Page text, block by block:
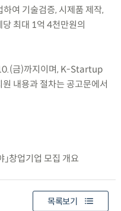
여 기술검증, 시제품 제작,
최대 1억 4천만원의
금)까지이며, K-Startup
내용과 절차는 공고문에서
창업기업 모집 개요
목록보기